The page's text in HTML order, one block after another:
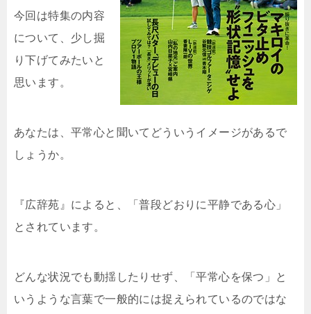
今回は特集の内容
について、少し掘
り下げてみたいと
思います。
あなたは、平常心と聞いてどういうイメージがあるで
しょうか。
『広辞苑』によると、「普段どおりに平静である心」
とされています。
どんな状況でも動揺したりせず、「平常心を保つ」と
いうような言葉で一般的には捉えられているのではな